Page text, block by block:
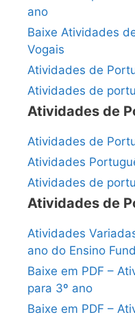
ano
Baixe Atividades
Vogais
Atividades de
Atividades de
Atividades de
Atividades de
Atividades
Atividades de
Atividades de
Atividades
ano do Ensino
Baixe em PDF –
para 3º ano
Baixe em PDF –